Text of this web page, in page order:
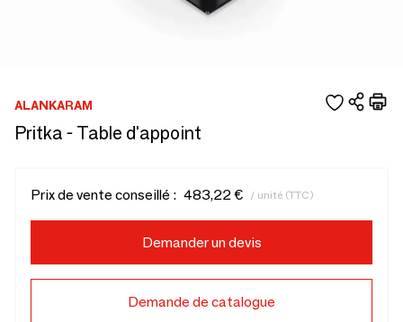
ALANKARAM
Pritka - Table d'appoint
Prix de vente conseillé : 483,22 € / unité (TTC)
Demander un devis
Demande de catalogue